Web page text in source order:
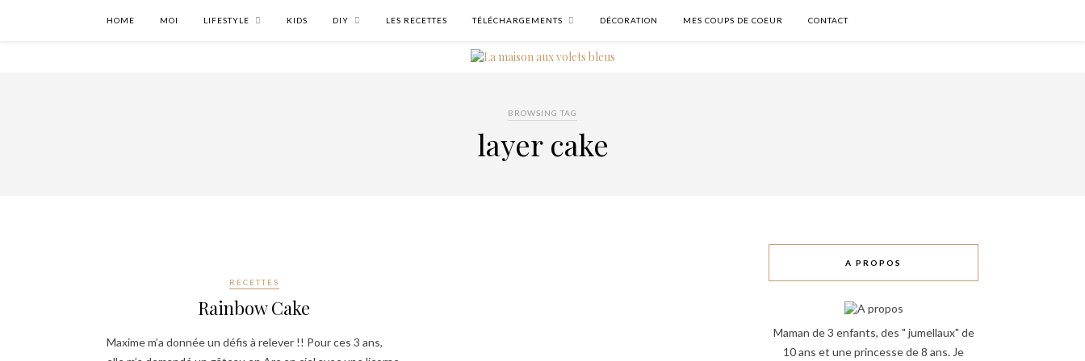
HOME MOI LIFESTYLE KIDS DIY LES RECETTES TÉLÉCHARGEMENTS DÉCORATION MES COUPS DE COEUR CONTACT
BROWSING TAG
layer cake
RECETTES
Rainbow Cake
Maxime m’a donnée un défis à relever !! Pour ces 3 ans,
A PROPOS
Maman de 3 enfants, des " jumellaux" de
10 ans et une princesse de 8 ans. Je